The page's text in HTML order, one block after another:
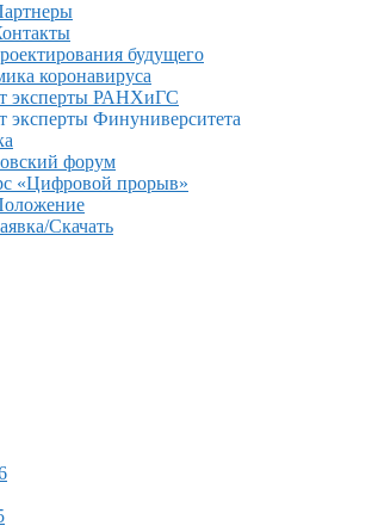
будущего
коронавируса
эксперты РАНХиГС
эксперты Финуниверситета
форум
«Цифровой прорыв»
Скачать